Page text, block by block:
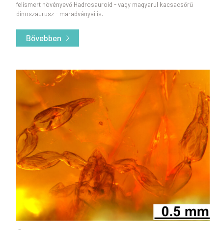
felismert növényevő Hadrosauroid - vagy magyarul kacsacsőrű
dinoszaurusz - maradványai is.
Bővebben
- Új dinoszaurusz fajt fedeztek fel magyar